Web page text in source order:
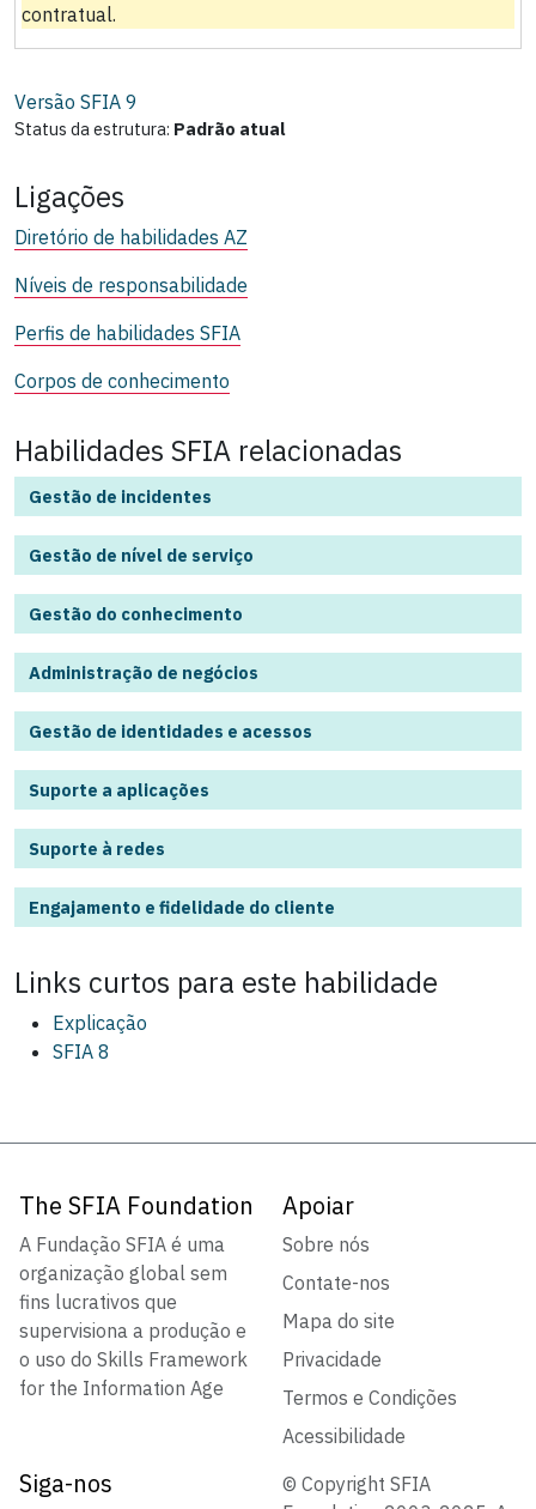
contratual.
Versão SFIA 9
Status da estrutura: Padrão atual
Ligações
Diretório de habilidades AZ
Níveis de responsabilidade
Perfis de habilidades SFIA
Corpos de conhecimento
Habilidades SFIA relacionadas
Gestão de incidentes
Gestão de nível de serviço
Gestão do conhecimento
Administração de negócios
Gestão de identidades e acessos
Suporte a aplicações
Suporte à redes
Engajamento e fidelidade do cliente
Links curtos para este habilidade
Explicação
SFIA 8
The SFIA Foundation
A Fundação SFIA é uma
organização global sem
fins lucrativos que
supervisiona a produção e
o uso do Skills Framework
for the Information Age
Apoiar
Sobre nós
Contate-nos
Mapa do site
Privacidade
Termos e Condições
Acessibilidade
Siga-nos
© Copyright SFIA